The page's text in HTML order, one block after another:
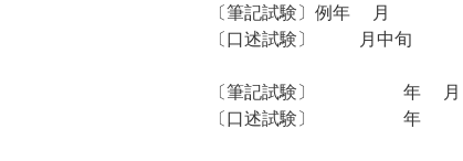
〔筆記試験〕例年7月
〔口述試験〕10月中旬
〔筆記試験〕2026年7月
〔口述試験〕2026年